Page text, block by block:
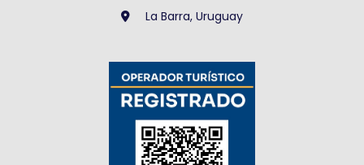
La Barra, Uruguay